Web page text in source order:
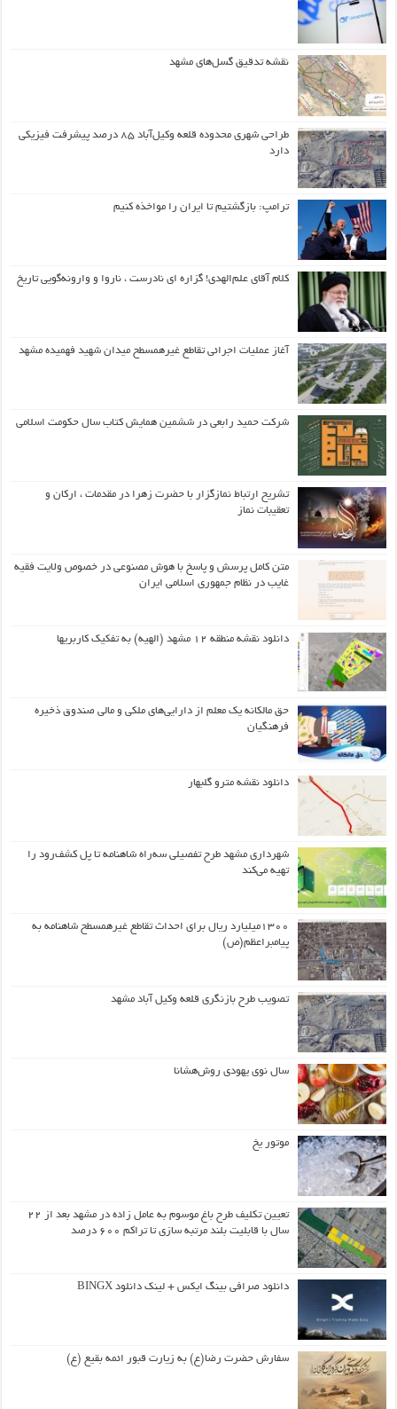
نقشه تدقیق گسل‌های مشهد
طراحی شهری محدوده قلعه وکیل‌آباد ۸۵ درصد پیشرفت فیزیکی
دارد
ترامپ: بازگشتیم تا ایران را مواخذه کنیم
کلام آقای علم‌الهدی! گزاره ای نادرست ، ناروا و وارونه‌گویی تاریخ
آغاز عملیات اجرائی تقاطع غیرهمسطح میدان شهید فهمیده مشهد
شرکت حمید رابعی در ششمین همایش کتاب سال حکومت اسلامی
تشریح ارتباط نمازگزار با حضرت زهرا در مقدمات ، ارکان و
تعقیبات نماز
متن کامل پرسش و پاسخ با هوش مصنوعی در خصوص ولایت فقیه
غایب در نظام جمهوری اسلامی ایران
دانلود نقشه منطقه ۱۲ مشهد (الهیه) به تفکیک کاربریها
حق مالکانه یک معلم از دارایی‌های ملکی و مالی صندوق ذخیره
فرهنگیان
دانلود نقشه مترو گلبهار
شهرداری مشهد طرح تفصیلی سه‌راه شاهنامه تا پل کشف‌رود را
تهیه می‌کند
۱۳۰۰میلیارد ریال برای احداث تقاطع غیرهمسطح شاهنامه به
پیامبراعظم(ص)
تصویب طرح بازنگری قلعه وکیل آباد مشهد
سال نوی یهودی روش‌هشانا
موتور یخ
تعیین تکلیف طرح باغ موسوم به عامل زاده در مشهد بعد از ۲۲
سال با قابلیت بلند مرتبه سازی تا تراکم ۶۰۰ درصد
دانلود صرافی بینگ ایکس + لینک دانلود BINGX
سفارش حضرت رضا(ع) به زیارت قبور ائمه بقیع (ع)